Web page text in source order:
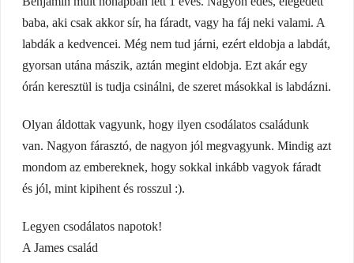
baba, aki csak akkor sír, ha fáradt, vagy ha fáj neki valami. A
labdák a kedvencei. Még nem tud járni, ezért eldobja a labdát,
gyorsan utána mászik, aztán megint eldobja. Ezt akár egy
órán keresztül is tudja csinálni, de szeret másokkal is labdázni.
Olyan áldottak vagyunk, hogy ilyen csodálatos családunk
van. Nagyon fárasztó, de nagyon jól megvagyunk. Mindig azt
mondom az embereknek, hogy sokkal inkább vagyok fáradt
és jól, mint kipihent és rosszul :).
Legyen csodálatos napotok!
A James család